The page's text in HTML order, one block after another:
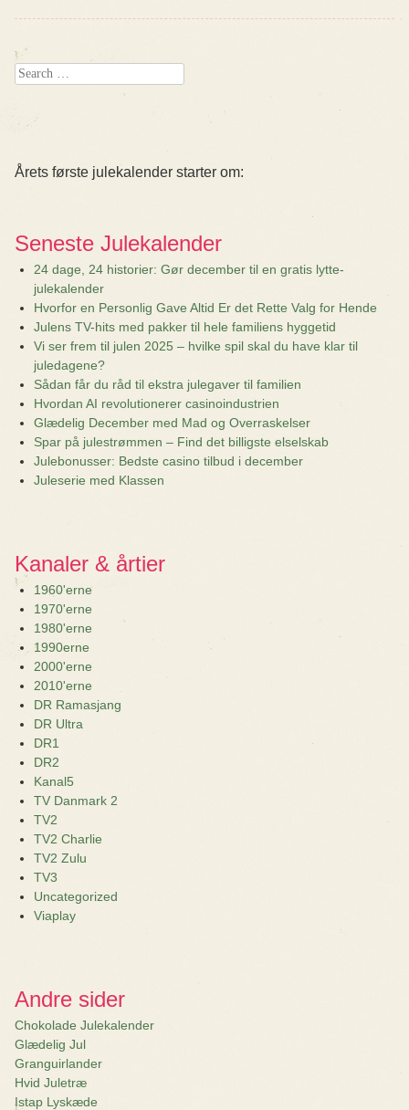
Search
Årets første julekalender starter om:
Seneste Julekalender
24 dage, 24 historier: Gør december til en gratis lytte-
julekalender
Hvorfor en Personlig Gave Altid Er det Rette Valg for Hende
Julens TV-hits med pakker til hele familiens hyggetid
Vi ser frem til julen 2025 – hvilke spil skal du have klar til
juledagene?
Sådan får du råd til ekstra julegaver til familien
Hvordan AI revolutionerer casinoindustrien
Glædelig December med Mad og Overraskelser
Spar på julestrømmen – Find det billigste elselskab
Julebonusser: Bedste casino tilbud i december
Juleserie med Klassen
Kanaler & årtier
1960'erne
1970'erne
1980'erne
1990erne
2000'erne
2010'erne
DR Ramasjang
DR Ultra
DR1
DR2
Kanal5
TV Danmark 2
TV2
TV2 Charlie
TV2 Zulu
TV3
Uncategorized
Viaplay
Andre sider
Chokolade Julekalender
Glædelig Jul
Granguirlander
Hvid Juletræ
Istap Lyskæde